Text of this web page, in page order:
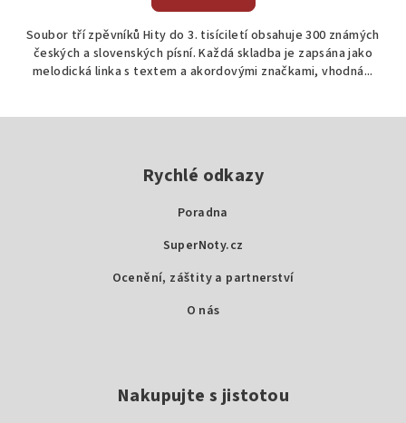
Soubor tří zpěvníků Hity do 3. tisíciletí obsahuje 300 známých
českých a slovenských písní. Každá skladba je zapsána jako
melodická linka s textem a akordovými značkami, vhodná...
Rychlé odkazy
Poradna
SuperNoty.cz
Ocenění, záštity a partnerství
O nás
Nakupujte s jistotou